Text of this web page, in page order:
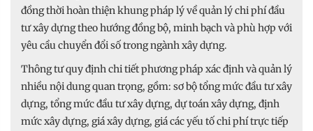
đồng thời hoàn thiện khung pháp lý về quản lý chi phí đầu
tư xây dựng theo hướng đồng bộ, minh bạch và phù hợp với
yêu cầu chuyển đổi số trong ngành xây dựng.
Thông tư quy định chi tiết phương pháp xác định và quản lý
nhiều nội dung quan trọng, gồm: sơ bộ tổng mức đầu tư xây
dựng, tổng mức đầu tư xây dựng, dự toán xây dựng, định
mức xây dựng, giá xây dựng, giá các yếu tố chi phí trực tiếp